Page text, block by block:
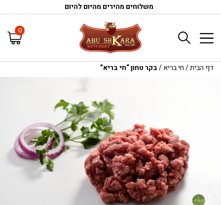
משלוחים מהירים מהיום להיום
0
דף הבית/חי בריא/בקר טחון “חי בריא”